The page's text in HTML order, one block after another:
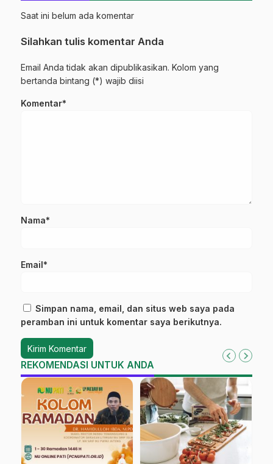
Saat ini belum ada komentar
Silahkan tulis komentar Anda
Email Anda tidak akan dipublikasikan. Kolom yang
bertanda bintang (*) wajib diisi
Komentar*
Nama*
Email*
Simpan nama, email, dan situs web saya pada
peramban ini untuk komentar saya berikutnya.
REKOMENDASI UNTUK ANDA